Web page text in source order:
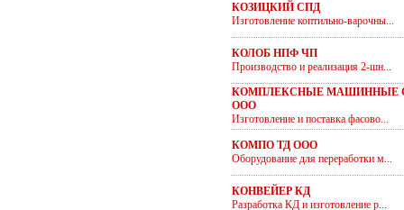
КОЗИЦКИЙ СПД
Изготовление коптильно-варочны...
КОЛОБ НПФ ЧП
Производство и реализация 2-шн...
КОМПЛЕКСНЫЕ МАШИННЫЕ
ООО
Изготовление и поставка фасово...
КОМПО ТД ООО
Оборудование для переработки м...
КОНВЕЙЕР КД
Разработка КД и изготовление р...